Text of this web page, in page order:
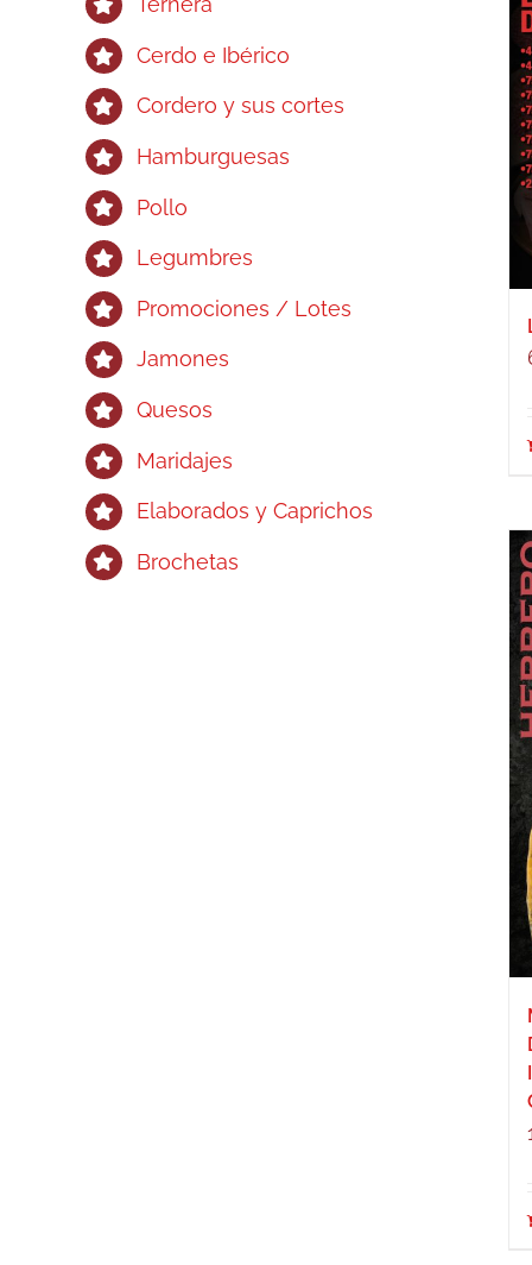
Cerdo e Ibérico
Cordero y sus cortes
Hamburguesas
Pollo
Legumbres
Promociones / Lotes
Jamones
Quesos
Maridajes
Elaborados y Caprichos
Brochetas